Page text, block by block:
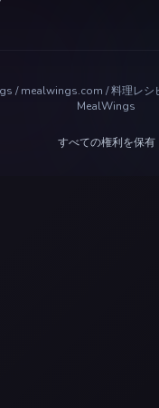
/ mealwings.com /料理レシ
MealWings
すべての権利を保有